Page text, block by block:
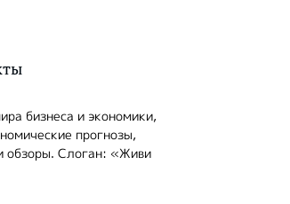
бизнеса и экономики,
прогнозы,
обзоры. Слоган: «Живи